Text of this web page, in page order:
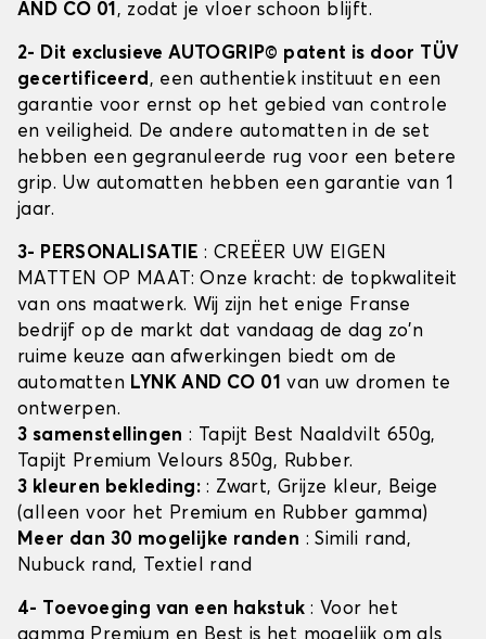
AND CO 01, zodat je vloer schoon blijft.
2- Dit exclusieve AUTOGRIP© patent is door TÜV
gecertificeerd, een authentiek instituut en een
garantie voor ernst op het gebied van controle
en veiligheid. De andere automatten in de set
hebben een gegranuleerde rug voor een betere
grip. Uw automatten hebben een garantie van 1
jaar.
3- PERSONALISATIE: CREËER UW EIGEN
MATTEN OP MAAT: Onze kracht: de topkwaliteit
van ons maatwerk. Wij zijn het enige Franse
bedrijf op de markt dat vandaag de dag zo'n
ruime keuze aan afwerkingen biedt om de
automatten LYNK AND CO 01 van uw dromen te
ontwerpen.
3 samenstellingen : Tapijt Best Naaldvilt 650g,
Tapijt Premium Velours 850g, Rubber.
3 kleuren bekleding: : Zwart, Grijze kleur, Beige
(alleen voor het Premium en Rubber gamma)
Meer dan 30 mogelijke randen : Simili rand,
Nubuck rand, Textiel rand
4- Toevoeging van een hakstuk : Voor het